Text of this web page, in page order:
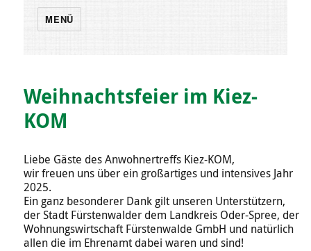
MENÜ
Weihnachtsfeier im Kiez-
KOM
Liebe Gäste des Anwohnertreffs Kiez-KOM,
wir freuen uns über ein großartiges und intensives Jahr
2025.
Ein ganz besonderer Dank gilt unseren Unterstützern,
der Stadt Fürstenwalder dem Landkreis Oder-Spree, der
Wohnungswirtschaft Fürstenwalde GmbH und natürlich
allen die im Ehrenamt dabei waren und sind!